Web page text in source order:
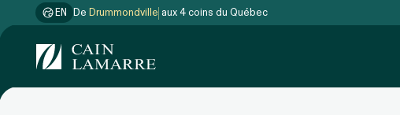
EN De Drummondville
aux 4 coins du Québec